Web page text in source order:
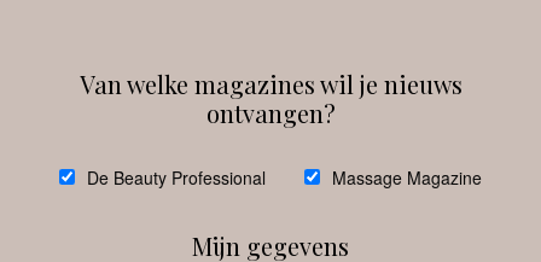
debeautyprofessional
Van welke magazines wil je nieuws
ontvangen?
De Beauty Professional Massage Magazine
Mijn gegevens